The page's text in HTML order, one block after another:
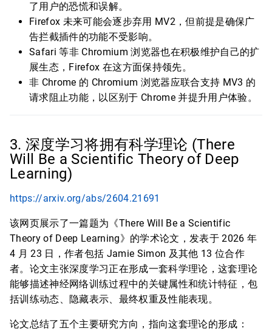
了用户的恐慌和误解。
Firefox 未来可能会逐步弃用 MV2，但前提是确保广
告拦截插件的功能不受影响。
Safari 等非 Chromium 浏览器也在积极维护自己的扩
展生态，Firefox 在这方面保持领先。
非 Chrome 的 Chromium 浏览器应联合支持 MV3 的
请求阻止功能，以区别于 Chrome 并提升用户体验。
3. 深度学习将拥有科学理论 (There
Will Be a Scientific Theory of Deep
Learning)
https://arxiv.org/abs/2604.21691
该网页展示了一篇题为《There Will Be a Scientific
Theory of Deep Learning》的学术论文，发表于 2026 年
4 月 23 日，作者包括 Jamie Simon 及其他 13 位合作
者。论文主张深度学习正在形成一套科学理论，这套理论
能够描述神经网络训练过程中的关键属性和统计特征，包
括训练动态、隐藏表示、最终权重及性能表现。
论文总结了五个主要研究方向，指向这套理论的形成：